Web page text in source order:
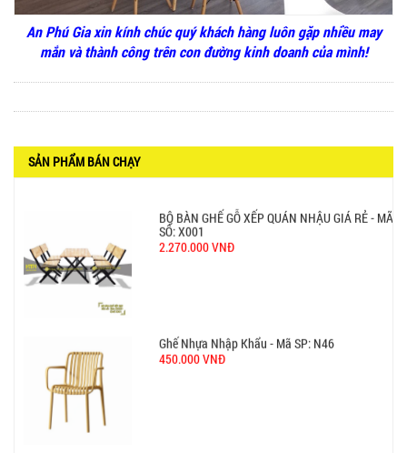
An Phú Gia xin kính chúc quý khách hàng luôn gặp nhiều may
mắn và thành công trên con đường kinh doanh của mình!
SẢN PHẨM BÁN CHẠY
SỐ: X001
Ghế Nhựa Nhập Khẩu - Mã SP: N46
450.000 VNĐ
Ghế Ăn nhập khẩu ELLA - Mã SP: GNK05
Liên hệ